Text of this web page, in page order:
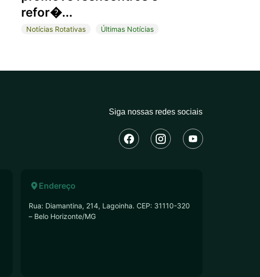
refor�...
Notícias Rotativas Últimas Notícias
Siga nossas redes sociais
Endereço
Rua: Diamantina, 214, Lagoinha. CEP: 31110-320
– Belo Horizonte/MG